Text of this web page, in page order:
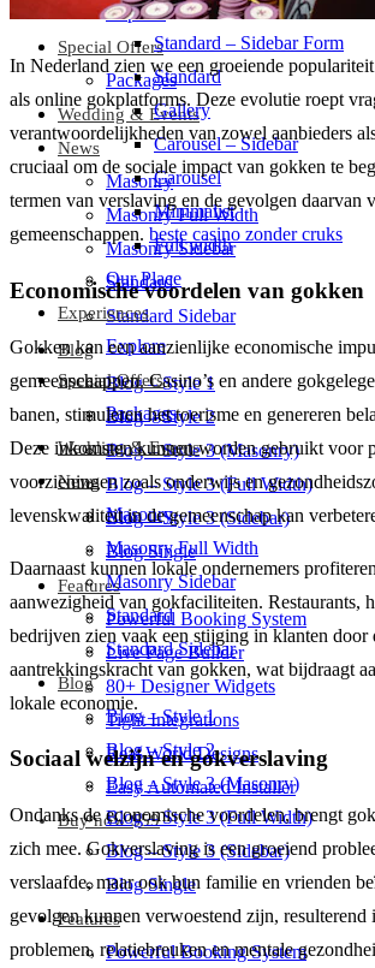
Explore
Special Offers
Packages
Wedding & Events
News
Masonry
Masonry Full Width
Masonry Sidebar
Standard
Standard Sidebar
Blog
Blog – Style 1
Blog – Style 2
Blog – Style 3 (Masonry)
Blog – Style 3 (Full Width)
Blog – Style 3 (Sidebar)
Blog Single
Features
Powerful Booking System
Live Page Builder
80+ Designer Widgets
Tight Integrations
Real World Designs
Easy Automated Installer
Buy now $59
Standard – Sidebar Book
Standard – Sidebar Form
Standard
Gallery
Carousel – Sidebar
Carousel
Minimalist
Full width
Our Place
Experiences
Explore
Special Offers
Packages
Wedding & Events
News
Masonry
Masonry Full Width
Masonry Sidebar
Standard
Standard Sidebar
Blog
Blog – Style 1
Blog – Style 2
Blog – Style 3 (Masonry)
Blog – Style 3 (Full Width)
Blog – Style 3 (Sidebar)
Blog Single
Features
Powerful Booking System
In Nederland zien we een groeiende
als online gokplatforms. Deze evolutie roept
verantwoordelijkheden van zowel aanbieders
cruciaal om de sociale impact van gokken te
termen van verslaving en de gevolgen daarvan
gemeenschappen. beste casino zonder cruks
Economische voordelen van gokken
Gokken kan een aanzienlijke economische
gemeenschappen. Casino’s en andere
banen, stimuleren het toerisme en genereren
Deze inkomsten kunnen worden gebruikt voor
voorzieningen zoals onderwijs en
levenskwaliteit in de gemeenschap kan
Daarnaast kunnen lokale ondernemers
aanwezigheid van gokfaciliteiten. Restaurants,
bedrijven zien vaak een stijging in klanten door
aantrekkingskracht van gokken, wat bijdraagt
lokale economie.
Sociaal welzijn en gokverslaving
Ondanks de economische voordelen, brengt
zich mee. Gokverslaving is een groeiend
verslaafde, maar ook hun familie en vrienden
gevolgen kunnen verwoestend zijn, resulterend
problemen, relatiebreuken en mentale